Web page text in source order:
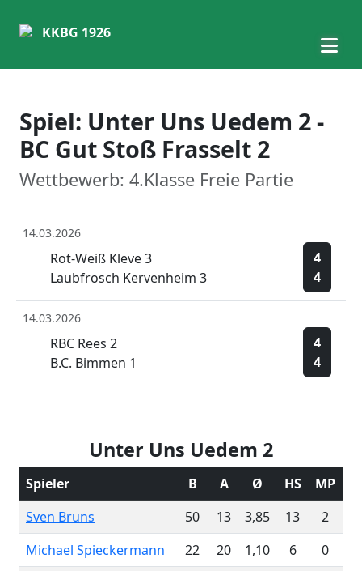
KKBG 1926
Spiel: Unter Uns Uedem 2 -
BC Gut Stoß Frasselt 2
Wettbewerb: 4.Klasse Freie Partie
14.03.2026
Rot-Weiß Kleve 3
Laubfrosch Kervenheim 3
4
4
14.03.2026
RBC Rees 2
B.C. Bimmen 1
4
4
Unter Uns Uedem 2
Spieler B A Ø HS
MP
Sven Bruns
50 13 3,85 13
2
Michael Spieckermann
22 20 1,10 6
0